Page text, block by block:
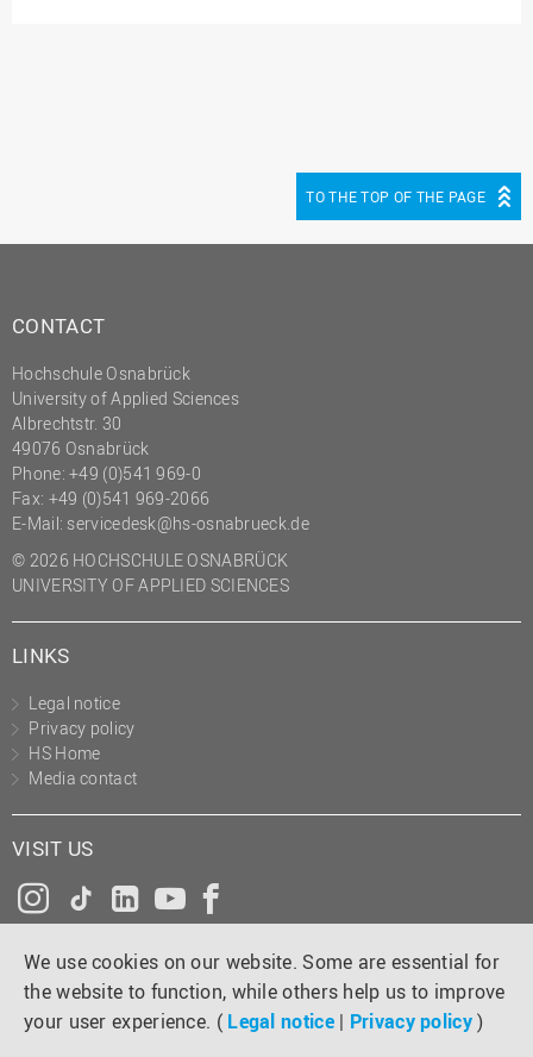
We use cookies on our website. Some are essential for
the website to function, while others help us to improve
your user experience. ( Legal notice | Privacy policy)
Transfer- und
TO THE TOP OF THE PAGE
CONTACT
Hochschule Osnabrück
University of Applied Sciences
Albrechtstr. 30
49076 Osnabrück
Phone: +49 (0)541 969-0
Fax: +49 (0)541 969-2066
E-Mail: servicedesk@hs-osnabrueck.de
© 2026 HOCHSCHULE OSNABRÜCK
UNIVERSITY OF APPLIED SCIENCES
LINKS
Legal notice
Privacy policy
HS Home
Media contact
VISIT US
Instagram
Tiktok
LinkedInYouTube